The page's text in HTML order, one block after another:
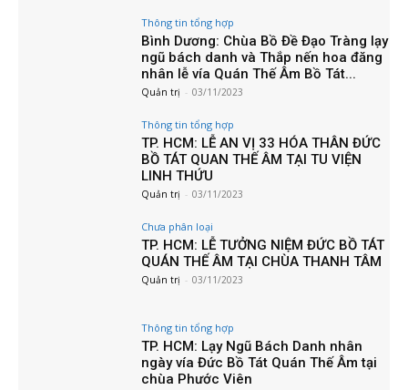
Thông tin tổng hợp
Bình Dương: Chùa Bồ Đề Đạo Tràng lạy
ngũ bách danh và Thắp nến hoa đăng
nhân lễ vía Quán Thế Âm Bồ Tát...
Quản trị - 03/11/2023
Thông tin tổng hợp
TP. HCM: LỄ AN VỊ 33 HÓA THÂN ĐỨC
BỒ TÁT QUAN THẾ ÂM TẠI TU VIỆN
LINH THỨU
Quản trị - 03/11/2023
Chưa phân loại
TP. HCM: LỄ TƯỞNG NIỆM ĐỨC BỒ TÁT
QUÁN THẾ ÂM TẠI CHÙA THANH TÂM
Quản trị - 03/11/2023
Thông tin tổng hợp
TP. HCM: Lạy Ngũ Bách Danh nhân
ngày vía Đức Bồ Tát Quán Thế Âm tại
chùa Phước Viên